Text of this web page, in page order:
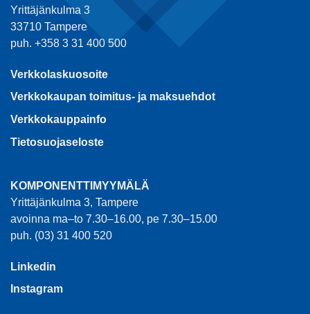
Yrittäjänkulma 3
33710 Tampere
puh. +358 3 31 400 500
Verkkolaskuosoite
Verkkokaupan toimitus- ja maksuehdot
Verkkokauppainfo
Tietosuojaseloste
KOMPONENTTIMYYMÄLÄ
Yrittäjänkulma 3, Tampere
avoinna ma–to 7.30–16.00, pe 7.30–15.00
puh. (03) 31 400 520
Linkedin
Instagram